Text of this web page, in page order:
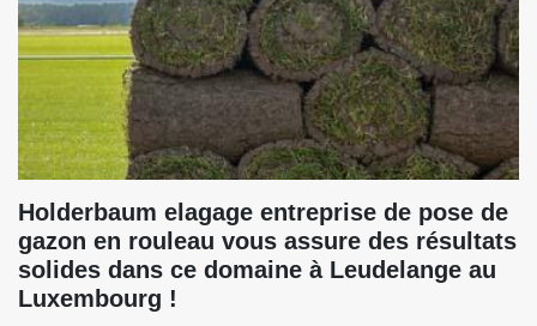
Holderbaum elagage entreprise de pose de
gazon en rouleau vous assure des résultats
solides dans ce domaine à Leudelange au
Luxembourg !